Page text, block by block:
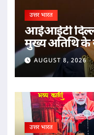
उत्तर भारत
आईआईटी
मुख्य अतिथि के
AUGUST 8, 2026
उत्तर भारत